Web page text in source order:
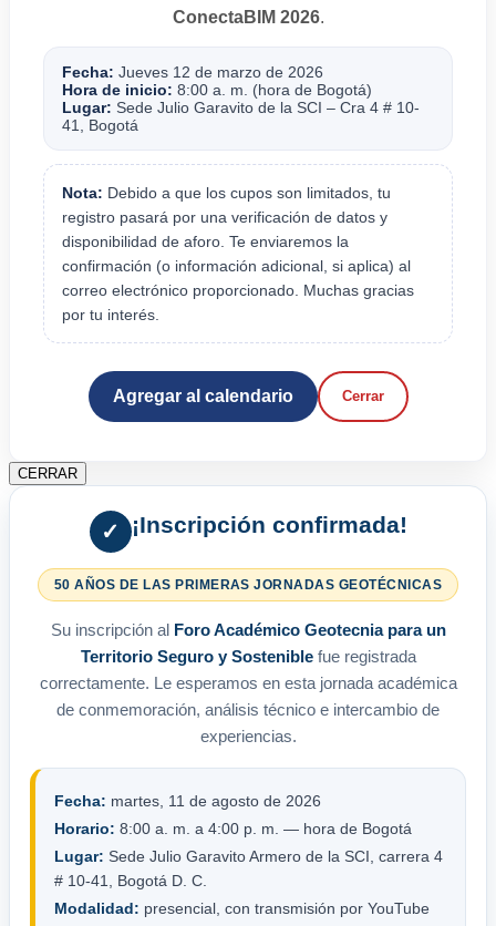
ConectaBIM 2026.
Fecha: Jueves 12 de marzo de 2026
Hora de inicio: 8:00 a. m. (hora de Bogotá)
Lugar: Sede Julio Garavito de la SCI – Cra 4 # 10-
41, Bogotá
Nota: Debido a que los cupos son limitados, tu
registro pasará por una verificación de datos y
disponibilidad de aforo. Te enviaremos la
confirmación (o información adicional, si aplica) al
correo electrónico proporcionado. Muchas gracias
por tu interés.
Agregar al calendario Cerrar
CERRAR
✓ ¡Inscripción confirmada!
50 AÑOS DE LAS PRIMERAS JORNADAS GEOTÉCNICAS
Su inscripción al Foro Académico Geotecnia para un
Territorio Seguro y Sosteniblefue registrada
correctamente. Le esperamos en esta jornada académica
de conmemoración, análisis técnico e intercambio de
experiencias.
Fecha: martes, 11 de agosto de 2026
Horario: 8:00 a. m. a 4:00 p. m. — hora de Bogotá
Lugar: Sede Julio Garavito Armero de la SCI, carrera 4
# 10-41, Bogotá D. C.
Modalidad: presencial, con transmisión por YouTube